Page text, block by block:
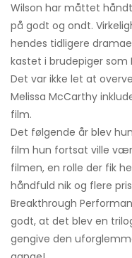
Wilson har måttet
på godt og ondt.
hendes tidligere
kastet i brudepiger
Det var ikke let at
Melissa McCarthy
film.
Det følgende år blev
film hun fortsat ville
filmen, en rolle der fik
håndfuld nik og flere
Breakthrough
godt, at det blev en
gengive den